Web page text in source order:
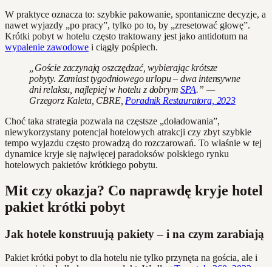
W praktyce oznacza to: szybkie pakowanie, spontaniczne decyzje, a
nawet wyjazdy „po pracy”, tylko po to, by „zresetować głowę”.
Krótki pobyt w hotelu często traktowany jest jako antidotum na
wypalenie zawodowe i ciągły pośpiech.
„Goście zaczynają oszczędzać, wybierając krótsze
pobyty. Zamiast tygodniowego urlopu – dwa intensywne
dni relaksu, najlepiej w hotelu z dobrymSPA.” —
Grzegorz Kaleta, CBRE, Poradnik Restauratora, 2023
Choć taka strategia pozwala na częstsze „doładowania”,
niewykorzystany potencjał hotelowych atrakcji czy zbyt szybkie
tempo wyjazdu często prowadzą do rozczarowań. To właśnie w tej
dynamice kryje się najwięcej paradoksów polskiego rynku
hotelowych pakietów krótkiego pobytu.
Mit czy okazja? Co naprawdę kryje hotel
pakiet krótki pobyt
Jak hotele konstruują pakiety – i na czym zarabiają
Pakiet krótki pobyt to dla hotelu nie tylko przynęta na gościa, ale i